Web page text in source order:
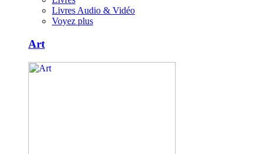
Livres Audio & Vidéo
Voyez plus
Art